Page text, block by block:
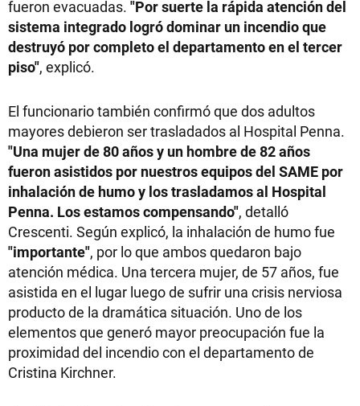
fueron evacuadas. "Por suerte la rápida atención del
sistema integrado logró dominar un incendio que
destruyó por completo el departamento en el tercer
piso", explicó.
El funcionario también confirmó que dos adultos
mayores debieron ser trasladados al Hospital Penna.
"Una mujer de 80 años y un hombre de 82 años
fueron asistidos por nuestros equipos del SAME por
inhalación de humo y los trasladamos al Hospital
Penna. Los estamos compensando", detalló
Crescenti. Según explicó, la inhalación de humo fue
"importante", por lo que ambos quedaron bajo
atención médica. Una tercera mujer, de 57 años, fue
asistida en el lugar luego de sufrir una crisis nerviosa
producto de la dramática situación. Uno de los
elementos que generó mayor preocupación fue la
proximidad del incendio con el departamento de
Cristina Kirchner.